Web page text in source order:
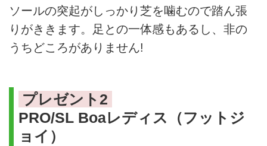
ソールの突起がしっかり芝を噛むので踏ん張
りがききます。足との一体感もあるし、非の
うちどころがありません!
プレゼント2
PRO/SL Boaレディス（フットジ
ョイ）